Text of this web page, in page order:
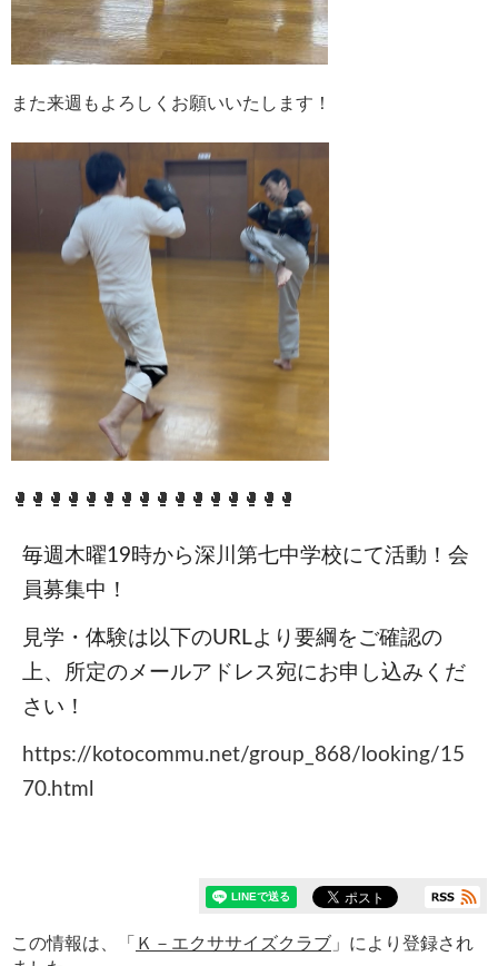
また来週もよろしくお願いいたします！
🥊🥊🥊🥊🥊🥊🥊🥊🥊🥊🥊🥊🥊🥊🥊🥊
毎週木曜19時から深川第七中学校にて活動！会
員募集中！
見学・体験は以下のURLより要綱をご確認の
上、所定のメールアドレス宛にお申し込みくだ
さい！
https://kotocommu.net/group_868/looking/15
70.html
この情報は、「 Ｋ－エクササイズクラブ 」により登録され